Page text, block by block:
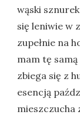
wąski
się leniwie w
zupełnie na
mam tę
zbiega się z
esencją
mieszczucha